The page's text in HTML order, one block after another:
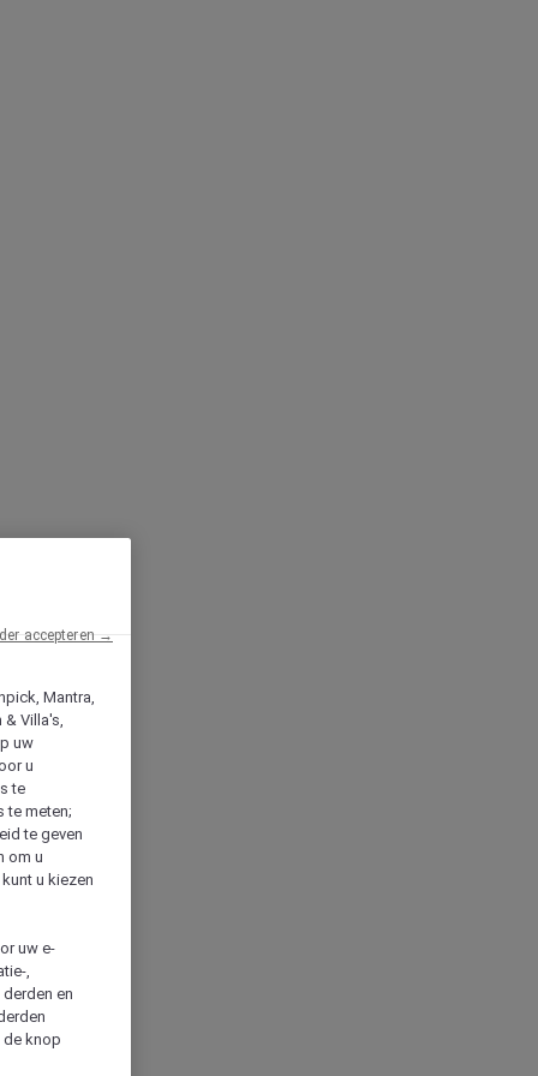
Mantra,
& Villa's,
uw
u
te
te meten;
te geven
om u
u kiezen
uw e-
,
en
de knop
accepteren →